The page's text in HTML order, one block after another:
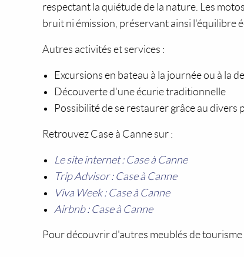
respectant la quiétude de la nature. Les
bruit ni émission, préservant ainsi l'équilibre
Autres activités et services :
Excursions en bateau à la journée ou à la
Découverte d'une écurie traditionnelle
Possibilité de se restaurer grâce au
Retrouvez Case à Canne sur :
Le site internet : Case à Canne
Trip Advisor : Case à Canne
Viva Week : Case à Canne
Airbnb : Case à Canne
Pour découvrir d'autres meublés de